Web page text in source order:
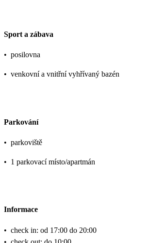
Sport a zábava
• posilovna
• venkovní a vnitřní vyhřívaný bazén
Parkování
• parkoviště
• 1 parkovací místo/apartmán
Informace
• check in: od 17:00 do 20:00